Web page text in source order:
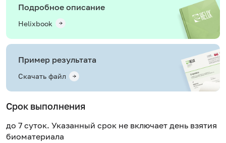
Подробное описание
Helixbook
Пример результата
Скачать файл
Срок выполнения
до 7 суток. Указанный срок не включает день взятия
биоматериала